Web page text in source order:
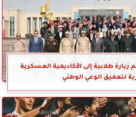
طلابية إلى الأكاديمية العسكرية
لتعميق الوعي الوطني